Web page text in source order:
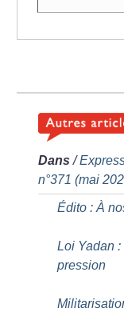
Dans /
n°371 (mai
Édito : À
Loi Yadan
pression